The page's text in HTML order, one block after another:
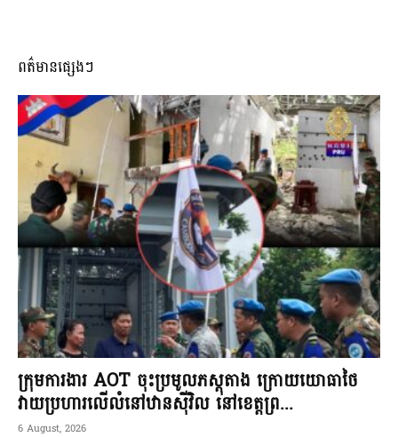
ពត៌មានផ្សេងៗ
ក្រុមការងារ AOT ចុះប្រមូលភស្តុតាង ក្រោយយោធាថៃ
វាយប្រហារលើលំនៅឋានស៊ីវិល នៅខេត្តព្រ...
6 August, 2026